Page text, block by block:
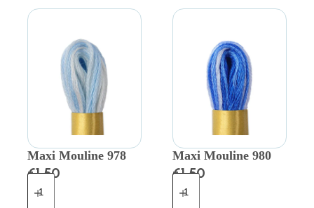
Maxi Mouline 978
€1.50
Maxi Mouline 980
€1.50